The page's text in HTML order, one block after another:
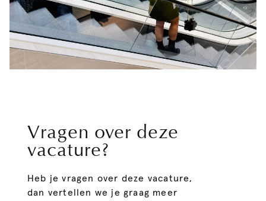
Vragen over deze
vacature?
Heb je vragen over deze vacature,
dan vertellen we je graag meer